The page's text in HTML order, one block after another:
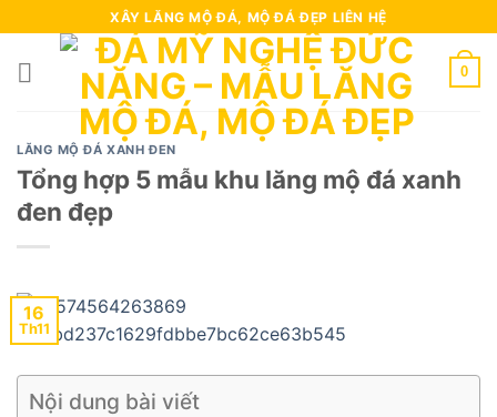
to
content
XÂY LĂNG MỘ ĐÁ, MỘ ĐÁ ĐẸP LIÊN HỆ
0
LĂNG MỘ ĐÁ XANH ĐEN
Tổng hợp 5 mẫu khu lăng mộ đá xanh
đen đẹp
16
Th11
Nội dung bài viết